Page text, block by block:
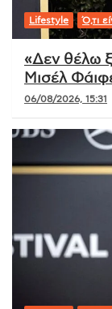
Lifestyle Ό,τι
«Δεν θέλω
Μισέλ
06/08/2026, 15:31